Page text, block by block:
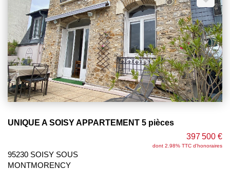
UNIQUE A SOISY APPARTEMENT 5 pièces
397 500 €
dont 2.98% TTC d'honoraires
95230 SOISY SOUS
MONTMORENCY